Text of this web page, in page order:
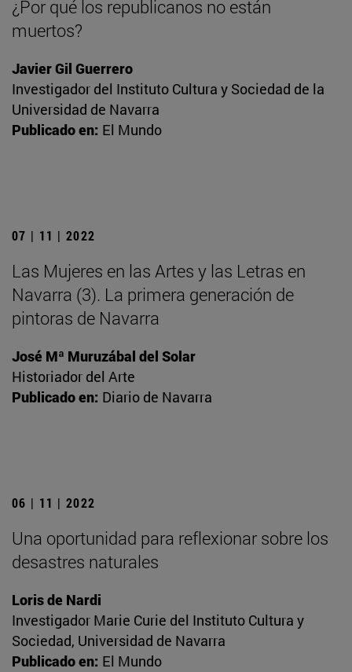
¿Por qué los republicanos no están
muertos?
Javier Gil Guerrero
Investigador del Instituto Cultura y Sociedad de la
Universidad de Navarra
Publicado en: El Mundo
07 | 11 | 2022
Las Mujeres en las Artes y las Letras en
Navarra (3). La primera generación de
pintoras de Navarra
José Mª Muruzábal del Solar
Historiador del Arte
Publicado en: Diario de Navarra
06 | 11 | 2022
Una oportunidad para reflexionar sobre los
desastres naturales
Loris de Nardi
Investigador Marie Curie del Instituto Cultura y
Sociedad, Universidad de Navarra
Publicado en: El Mundo